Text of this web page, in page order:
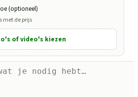
(optioneel)
met de prijs
of video's kiezen